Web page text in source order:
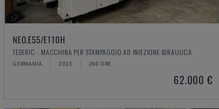
NEO.E55/E110H
TEDERIC - MACCHINA PER STAMPAGGIO AD INIEZIONE IDRAULICA
GERMANIA 2023 260 ORE
62.000 €